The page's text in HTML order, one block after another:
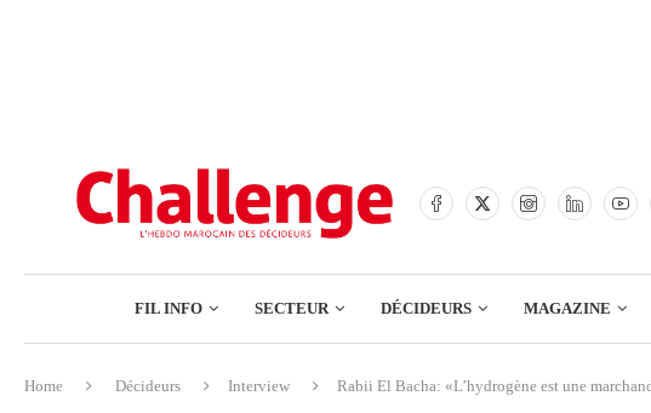
COMMERCE
FIL INFO SECTEUR DÉCIDEURS MAGAZINE
Home Décideurs Interview Rabii El Bacha: «L’hydrogène est une